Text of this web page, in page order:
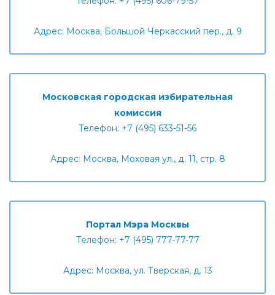
Адрес: Москва, Большой Черкасский пер., д. 9
Московская городская избирательная
комиссия
Телефон: +7 (495) 633-51-56
Адрес: Москва, Моховая ул., д. 11, стр. 8
Портал Мэра Москвы
Телефон: +7 (495) 777-77-77
Адрес: Москва, ул. Тверская, д. 13